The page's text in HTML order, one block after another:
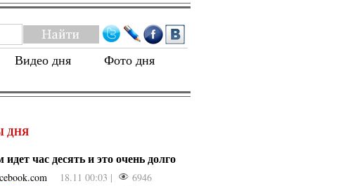
Видео дня Фото дня
ДНЯ
час десять и это очень долго
18.11 00:03 |
6946